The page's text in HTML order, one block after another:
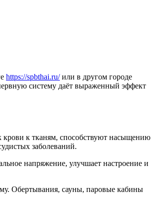
https://spbthai.ru/или в другом городе
систему даёт выраженный эффект
к тканям, способствуют насыщению
заболеваний.
напряжение, улучшает настроение и
Обертывания, сауны, паровые кабины